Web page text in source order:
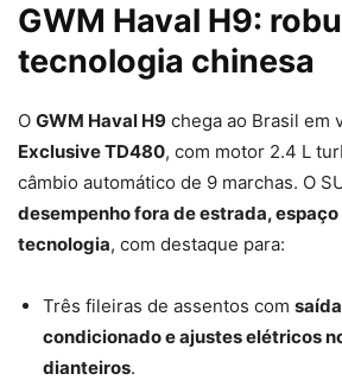
GWM Haval H9:
tecnologia chinesa
O GWM Haval H9 chega ao Brasil em
Exclusive TD480, com motor 2.4 L
câmbio automático de 9 marchas. O
desempenho fora de estrada,
tecnologia, com destaque para:
Três fileiras de assentos com
condicionado e ajustes elétricos
dianteiros.